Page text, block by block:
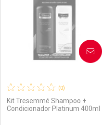
Laboratório
Por Menos
(0)
Kit Tresemmé Shampoo +
Condicionador Platinum 400ml
AVISE-ME